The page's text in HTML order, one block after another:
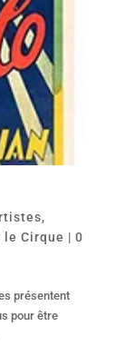
,
le Cirque | 0
présentent
pour être